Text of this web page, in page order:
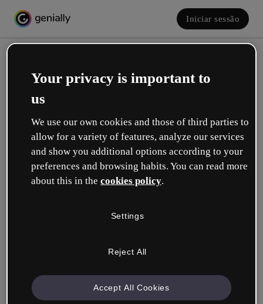
Iniciar sessão
Crie a sua conta! É grátis!
Qual descreve melhor a sua função?
Empresa & Profissionais
Your privacy is important to
us
We use our own cookies and those of third parties to
allow for a variety of features, analyze our services
and show you additional options according to your
preferences and browsing habits. You can read more
about this in the cookies policy.
Settings
Reject All
Accept All Cookies